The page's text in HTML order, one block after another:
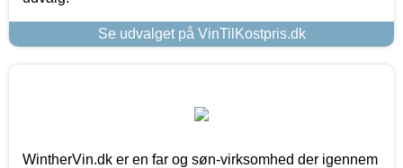
Se udvalget på VinTilKostpris.dk
WintherVin.dk er en far og søn-virksomhed der igennem